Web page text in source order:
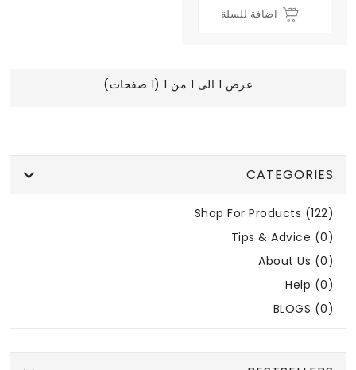
اضافة للسلة
عرض 1 الى 1 من 1 (1 صفحات)
CATEGORIES
Shop For Products (122)
Tips & Advice (0)
About Us (0)
Help (0)
BLOGS (0)